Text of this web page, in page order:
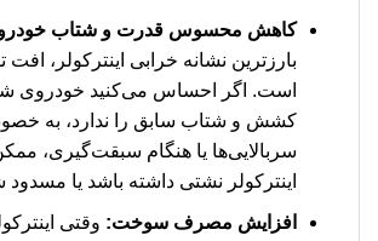
کاهش محسوس قدرت و شتاب
بارزترین نشانه خرابی اینترکولر، افت
است. اگر احساس می‌کنید خودروی
کشش و شتاب سابق را ندارد، به
سربالایی‌ها یا هنگام سبقت‌گیری،
اینترکولر نشتی داشته باشد یا
افزایش مصرف سوخت: وقتی